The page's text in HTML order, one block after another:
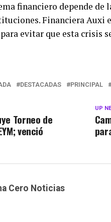
financiero depende de
Financiera Auxi
evitar que esta crisis
DESTACADAS PRINCIPAL
UP
Torneo de
venció
Cero Noticias